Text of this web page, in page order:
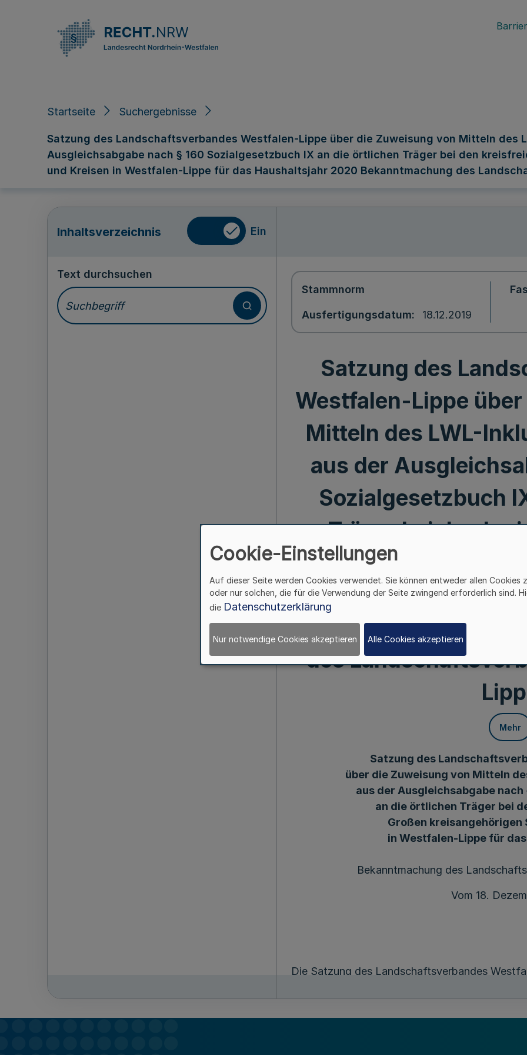
Startseite Suchergebnisse
Satzung des Landschaftsverbandes Westfalen-Lippe über die Zuweisung von Mitteln des
Ausgleichsabgabe nach § 160 Sozialgesetzbuch IX an die örtlichen Träger bei den
und Kreisen in Westfalen-Lippe für das Haushaltsjahr 2020 Bekanntmachung des
Inhaltsverzeichnis Ein
Text durchsuchen
Stammnorm
Ausfertigungsdatum 18.12.2019
Satzung des
Westfalen-Lippe
Mitteln des LWL-
aus der
Sozialgesetzbuch
Träger bei den
Großen
Kreisen in
Haushaltsjahr 2020
des
Mehr
Satzung des
über die Zuweisung von Mitteln
aus der Ausgleichsabgabe
an die örtlichen Träger bei
Großen kreisangehörigen
in Westfalen-Lippe für
Bekanntmachung des
Vom 18.
Die Satzung des Landschaftsverbandes
Buchs Sozialgesetzbuch vom 23. Dezember
Artikel 2 des Gesetzes vom 10. Dezember
Cookie-Einstellungen
Auf dieser Seite werden Cookies verwendet. Sie können entweder allen Cookies
oder nur solchen, die für die Verwendung der Seite zwingend erforderlich sind.
die Datenschutzerklärung
Nur notwendige Cookies akzeptieren Alle Cookies akzeptieren